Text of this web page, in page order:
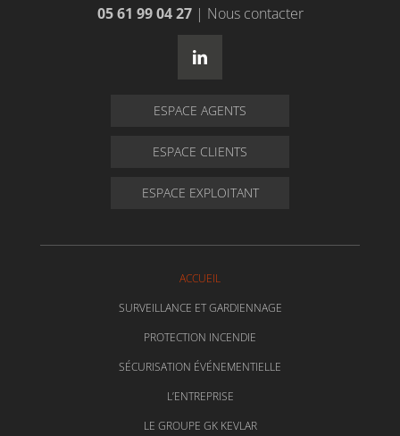
05 61 99 04 27 | Nous contacter
ESPACE AGENTS
ESPACE CLIENTS
ESPACE EXPLOITANT
ACCUEIL
SURVEILLANCE ET GARDIENNAGE
PROTECTION INCENDIE
SÉCURISATION ÉVÉNEMENTIELLE
L’ENTREPRISE
LE GROUPE GK KEVLAR